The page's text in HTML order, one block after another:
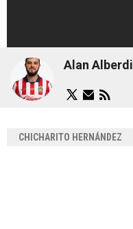
Alan Alberdi
CHICHARITO HERNÁNDEZ